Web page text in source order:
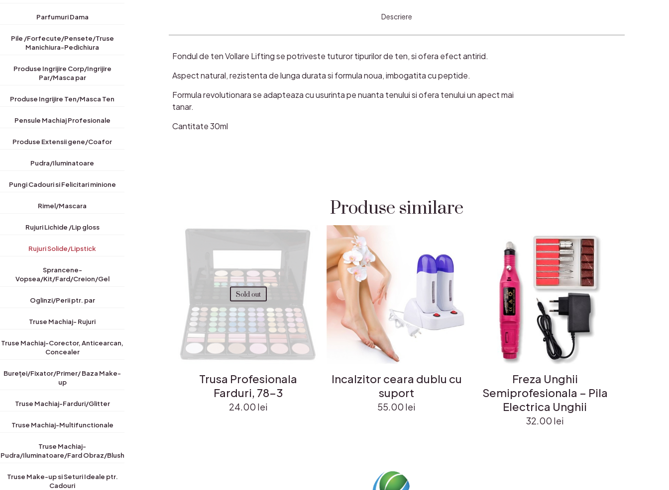
Parfumuri Dama
Pile /Forfecute/Pensete/Truse
Manichiura-Pedichiura
Produse Ingrijire Corp/Ingrijire
Par/Masca par
Produse Ingrijire Ten/Masca Ten
Pensule Machiaj Profesionale
Produse Extensii gene/Coafor
Pudra/Iluminatoare
Pungi Cadouri si Felicitari minione
Rimel/Mascara
Rujuri Lichide /Lip gloss
Rujuri Solide/Lipstick
Sprancene-
Vopsea/Kit/Fard/Creion/Gel
Oglinzi/Perii ptr. par
Truse Machiaj- Rujuri
Truse Machiaj-Corector, Anticearcan,
Concealer
Bureței/Fixator/Primer/ Baza Make-
up
Truse Machiaj-Farduri/Glitter
Truse Machiaj-Multifunctionale
Truse Machiaj-
Pudra/Iluminatoare/Fard Obraz/Blush
Truse Make-up si Seturi Ideale ptr.
Cadouri
Descriere
Fondul de ten Vollare Lifting se potriveste tuturor tipurilor de ten, si ofera efect antirid.
Aspect natural, rezistenta de lunga durata si formula noua, imbogatita cu peptide.
Formula revolutionara se adapteaza cu usurinta pe nuanta tenului si ofera tenului un apect mai
tanar.
Cantitate 30ml
Produse similare
Sold out
Trusa Profesionala
Farduri, 78-3
24.00 lei
Incalzitor ceara dublu cu
suport
55.00 lei
Freza Unghii
Semiprofesionala – Pila
Electrica Unghii
32.00 lei